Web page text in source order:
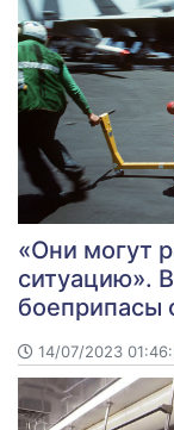
«Они могут
ситуацию».
14/07/2023